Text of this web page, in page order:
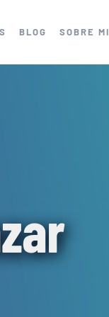
BLOG SOBRE MI